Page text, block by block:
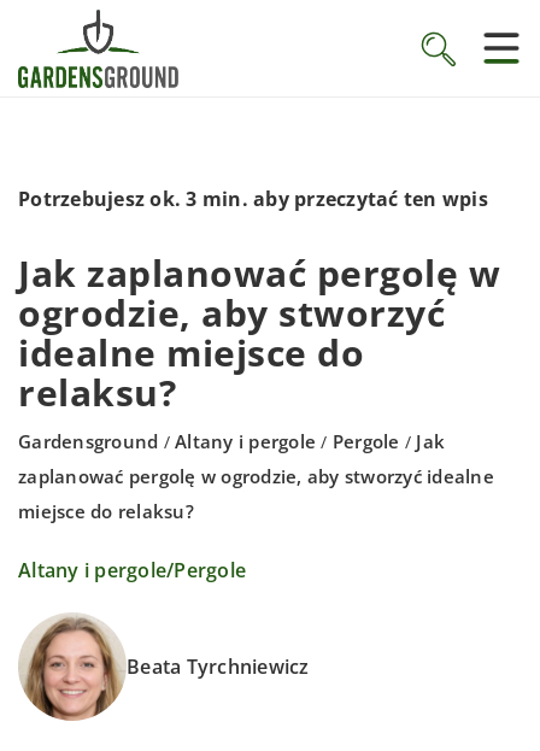
Potrzebujesz ok. 3 min. aby przeczytać ten wpis
Jak zaplanować pergolę w
ogrodzie, aby stworzyć
idealne miejsce do
relaksu?
Gardensground / Altany i pergole / Pergole / Jak
zaplanować pergolę w ogrodzie, aby stworzyć idealne
miejsce do relaksu?
Altany i pergole/Pergole
Beata Tyrchniewicz